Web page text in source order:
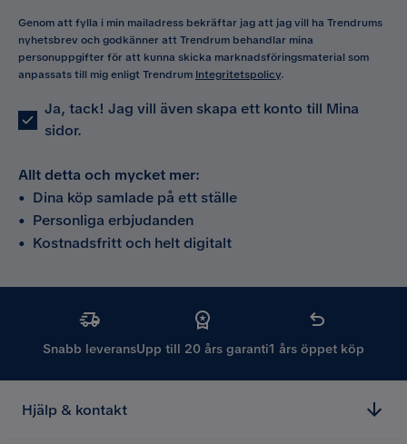
Genom att fylla i min mailadress bekräftar jag att jag vill ha Trendrums
nyhetsbrev och godkänner att Trendrum behandlar mina
personuppgifter för att kunna skicka marknadsföringsmaterial som
anpassats till mig enligt Trendrum Integritetspolicy.
Ja, tack! Jag vill även skapa ett konto till Mina
sidor.
Allt detta och mycket mer:
• Dina köp samlade på ett ställe
• Personliga erbjudanden
• Kostnadsfritt och helt digitalt
Snabb leveransUpp till 20 års garanti1 års öppet köp
Hjälp & kontakt